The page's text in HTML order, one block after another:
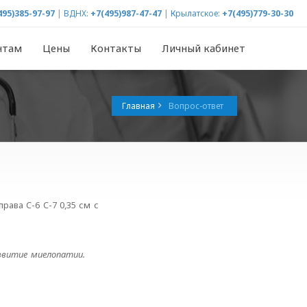
97-97 | ВДНХ: +7(495)987-47-47 | Крылатское: +7(495)779-30-30
Цены Контакты Личный кабинет
Главная Вопрос-ответ
C-6 C-7 0,35 см с
миелопатии.